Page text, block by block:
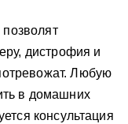
дистрофия и
Любую
в домашних
консультация